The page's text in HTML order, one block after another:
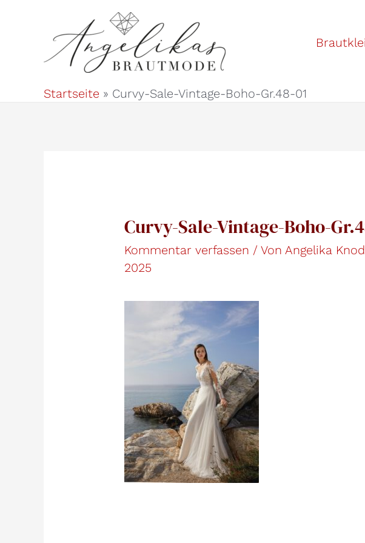
Startseite Curvy-Sale-Vintage-Boho-Gr.48-01
Curvy-Sale-Vintage-Boho-
Kommentar verfassen / Von Angelika
2025